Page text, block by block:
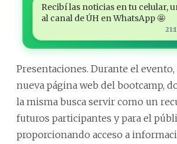
Recibí las noticias en tu celular,
al canal de ÚH en WhatsApp 🤩
Presentaciones. Durante el
nueva página web del bootcamp,
la misma busca servir como un
futuros participantes y para el
proporcionando acceso a